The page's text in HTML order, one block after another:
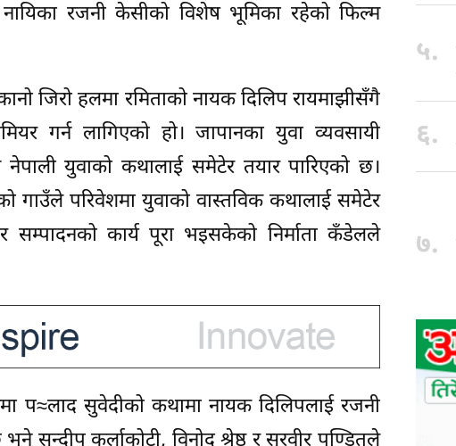
रजनी केसीको विशेष भूमिका रहेको फिल्म
जिरो हलमा रमिताको नायक दिलिप रायमाझीसँगै
गर्न लागिएको हो। जापानका युवा व्यवसायी
नेपाली युवाको कथालाई समेटेर तयार पारिएको छ।
गाउँले परिवेशमा युवाको वास्तविक कथालाई समेटेर
सम्पादनको कार्य पूरा भइसकेको निर्माता कँडेलले
प≈लाद सुवेदीको कथामा नायक दिलिपलाई रजनी
५.
६.
७.